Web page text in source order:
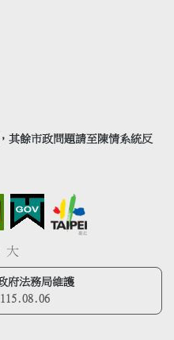
其餘市政問題請至陳情系統反
大
府法務局維護
115.08.06